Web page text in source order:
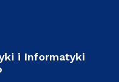
i Informatyki